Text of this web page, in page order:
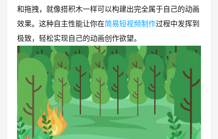
和拖拽，就像搭积木一样可以构建出完全属于自己的动画
效果。这种自主性能让你在简易短视频制作过程中发挥到
极致，轻松实现自己的动画创作欲望。